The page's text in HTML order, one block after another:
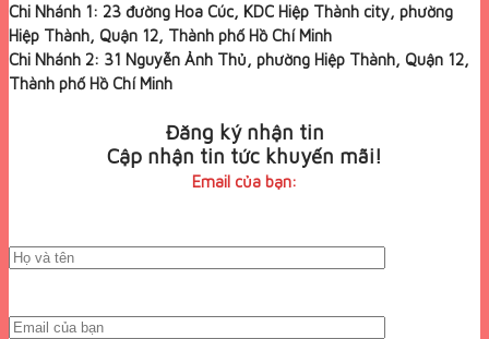
Chi Nhánh 1: 23 đường Hoa Cúc, KDC Hiệp Thành city, phường
Hiệp Thành, Quận 12, Thành phố Hồ Chí Minh
Chi Nhánh 2: 31 Nguyễn Ảnh Thủ, phường Hiệp Thành, Quận 12,
Thành phố Hồ Chí Minh
Đăng ký nhận tin
Cập nhận tin tức khuyến mãi!
Email của bạn: